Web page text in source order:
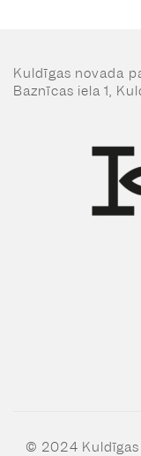
Kuldīgas novada
Baznīcas iela 1,
© 2024 Kuldīgas